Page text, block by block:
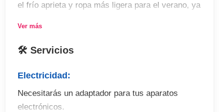
el frío aprieta y ropa más ligera para el verano, ya
Actividades:
Filadelfia es una importante ciudad universitaria
que alberga a miles de estudiantes y numerosos
establecimientos de enseñanza superior. Los
Ver más
🛠 Servicios
Electricidad:
Necesitarás un adaptador para tus aparatos
electrónicos.